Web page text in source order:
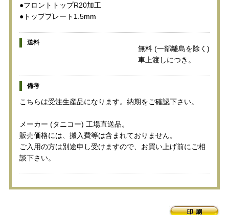
●フロントトップR20加工
●トッププレート1.5mm
送料
無料 (一部離島を除く)
車上渡しにつき。
備考
こちらは受注生産品になります。納期をご確認下さい。
メーカー (タニコー) 工場直送品。
販売価格には、搬入費等は含まれておりません。
ご入用の方は別途申し受けますので、お買い上げ前にご相
談下さい。